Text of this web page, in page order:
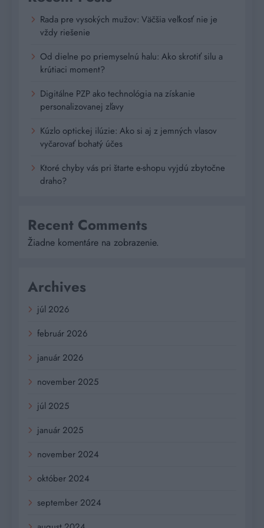
Rada pre vysokých mužov: Väčšia veľkosť nie je
vždy riešenie
Od dielne po priemyselnú halu: Ako skrotiť silu a
krútiaci moment?
Digitálne PZP ako technológia na získanie
personalizovanej zľavy
Kúzlo optickej ilúzie: Ako si aj z jemných vlasov
vyčarovať bohatý účes
Ktoré chyby vás pri štarte e-shopu vyjdú zbytočne
draho?
Recent Comments
Žiadne komentáre na zobrazenie.
Archives
júl 2026
február 2026
január 2026
november 2025
júl 2025
január 2025
november 2024
október 2024
september 2024